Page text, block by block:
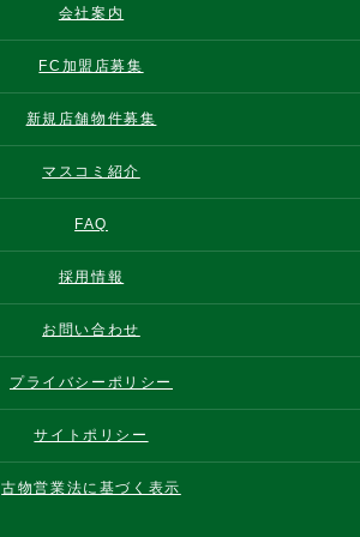
会社案内
FC加盟店募集
新規店舗物件募集
マスコミ紹介
FAQ
採用情報
お問い合わせ
プライバシーポリシー
サイトポリシー
古物営業法に基づく表示